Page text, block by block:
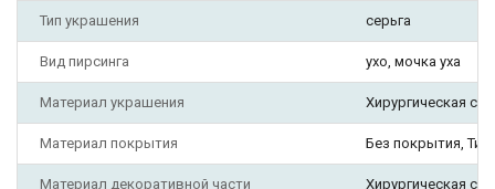
Тип украшения серьга
Вид пирсинга ухо, мочка уха
Материал украшения Хирургическая
Материал покрытия Без покрытия,
Материал декоративной части Хирургическая